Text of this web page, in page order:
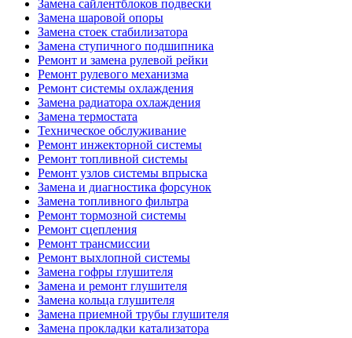
Замена сайлентблоков подвески
Замена шаровой опоры
Замена стоек стабилизатора
Замена ступичного подшипника
Ремонт и замена рулевой рейки
Ремонт рулевого механизма
Ремонт системы охлаждения
Замена радиатора охлаждения
Замена термостата
Техническое обслуживание
Ремонт инжекторной системы
Ремонт топливной системы
Ремонт узлов системы впрыска
Замена и диагностика форсунок
Замена топливного фильтра
Ремонт тормозной системы
Ремонт сцепления
Ремонт трансмиссии
Ремонт выхлопной системы
Замена гофры глушителя
Замена и ремонт глушителя
Замена кольца глушителя
Замена приемной трубы глушителя
Замена прокладки катализатора